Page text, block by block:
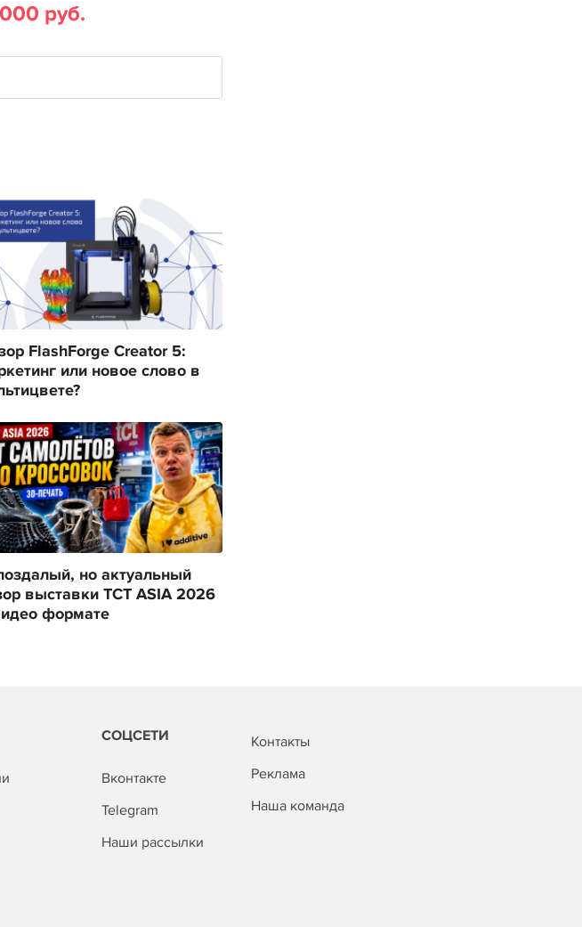
руб.
FlashForge Creator 5:
или новое слово в
но актуальный
выставки TCT ASIA 2026
формате
СОЦСЕТИ
Вконтакте
Telegram
Наши рассылки
Контакты
Реклама
Наша команда